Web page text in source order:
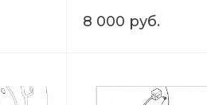
8 000 руб.